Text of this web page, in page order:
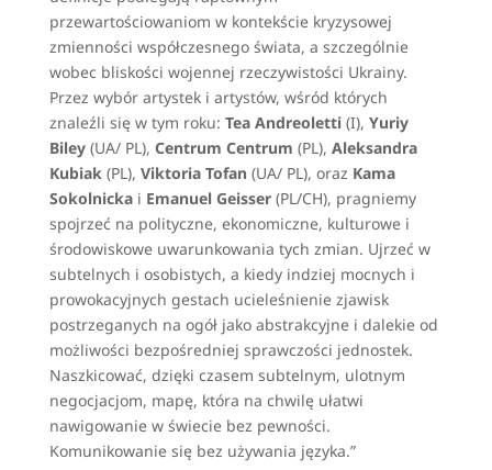
przewartościowaniom w kontekście kryzysowej
zmienności współczesnego świata, a szczególnie
wobec bliskości wojennej rzeczywistości Ukrainy.
Przez wybór artystek i artystów, wśród których
znaleźli się w tym roku: Tea Andreoletti(I), Yuriy
Biley(UA/ PL), Centrum Centrum (PL), Aleksandra
Kubiak(PL), Viktoria Tofan (UA/ PL), oraz Kama
Sokolnickai Emanuel Geisser(PL/CH), pragniemy
spojrzeć na polityczne, ekonomiczne, kulturowe i
środowiskowe uwarunkowania tych zmian. Ujrzeć w
subtelnych i osobistych, a kiedy indziej mocnych i
prowokacyjnych gestach ucieleśnienie zjawisk
postrzeganych na ogół jako abstrakcyjne i dalekie od
możliwości bezpośredniej sprawczości jednostek.
Naszkicować, dzięki czasem subtelnym, ulotnym
negocjacjom, mapę, która na chwilę ułatwi
nawigowanie w świecie bez pewności.
Komunikowanie się bez używania języka.”